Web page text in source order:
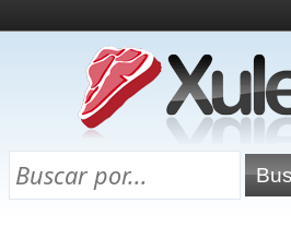
¿Qué es esto?
Directorio
Chuletas para exámenes